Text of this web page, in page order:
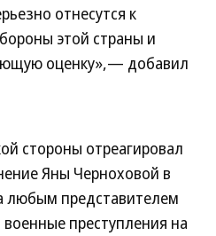
отнесутся к
этой страны и
оценку»,— добавил
стороны отреагировал
Яны Черноховой в
любым представителем
преступления на